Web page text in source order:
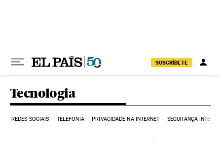
SUSCRÍBETE
Tecnologia
REDES SOCIAIS TELEFONIA PRIVACIDADE NA INTERNET SEGURANÇA